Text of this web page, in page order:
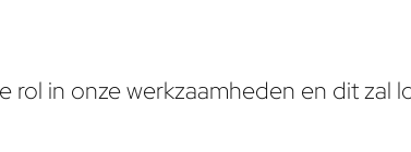
in onze werkzaamheden en dit zal